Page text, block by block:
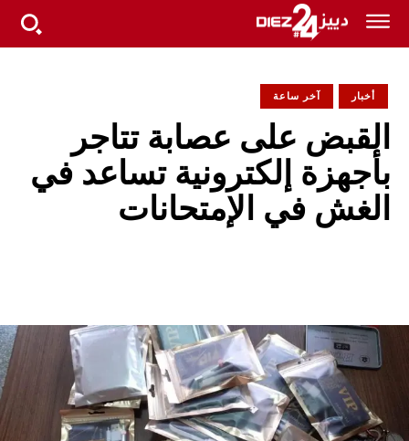
آخر ساعة أخبار
القبض على عصابة تتاجر
بأجهزة إلكترونية تساعد في
الغش في الإمتحانات